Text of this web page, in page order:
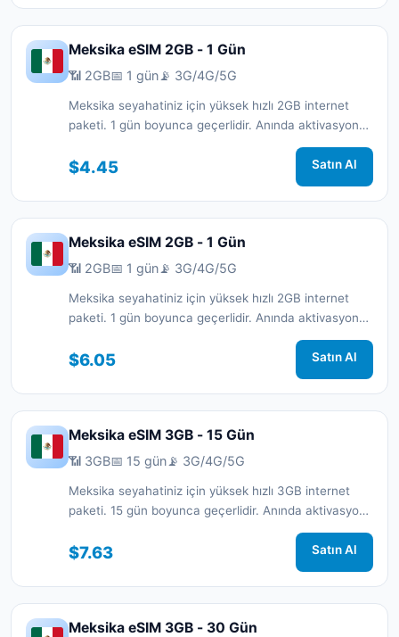
Meksika eSIM 2GB - 1 Gün
📶 2GB📅 1 gün📡 3G/4G/5G
Meksika seyahatiniz için yüksek hızlı 2GB internet
paketi. 1 gün boyunca geçerlidir. Anında aktivasyon
$4.45 Satın Al
Meksika eSIM 2GB - 1 Gün
📶 2GB📅 1 gün📡 3G/4G/5G
Meksika seyahatiniz için yüksek hızlı 2GB internet
paketi. 1 gün boyunca geçerlidir. Anında aktivasyon
$6.05 Satın Al
Meksika eSIM 3GB - 15 Gün
📶 3GB📅 15 gün📡 3G/4G/5G
Meksika seyahatiniz için yüksek hızlı 3GB internet
paketi. 15 gün boyunca geçerlidir. Anında aktivasyon
$7.63 Satın Al
Meksika eSIM 3GB - 30 Gün